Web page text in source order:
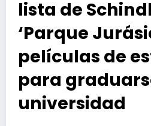
lista de
‘Parque
películas de
para
universidad